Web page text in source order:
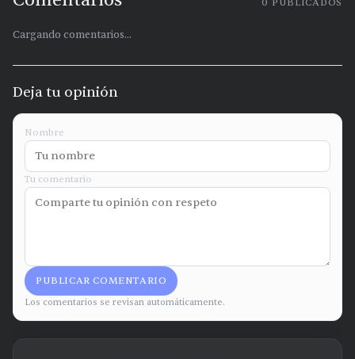
Cargando comentarios...
Deja tu opinión
Nombre
Tu comentario
PUBLICAR COMENTARIO
Los comentarios se revisan automáticamente.